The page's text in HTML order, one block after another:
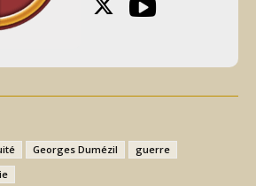
Georges Dumézil
guerre